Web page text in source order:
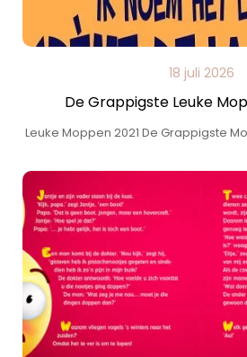
18 juli 2026
De Grappigste Leuke
Leuke Moppen 2021 De Grappigste